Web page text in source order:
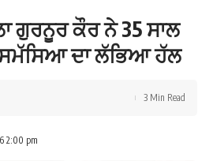
ਗੁਰਨੂਰ ਕੌਰ ਨੇ 35 ਸਾਲ
ਦਾ ਲੱਭਿਆ ਹੱਲ
2:00 pm
3 Min Read